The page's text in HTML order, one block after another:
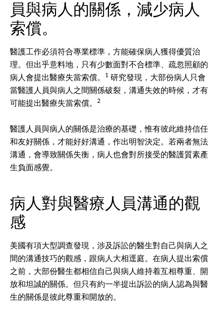
員與病人的關係，減少病人
索償。
醫護工作必須符合專業標準，方能確保病人獲得優質治
理。但出乎意料地，只有少數面對不合標準、疏忽照顧的
病人會提出醫療失當索償。
1 研究發現，大部份病人只會
當醫護人員與病人之間關係破裂，溝通失效的時候，才有
可能提出醫療失當索償。
2
醫護人員與病人的關係是治療的基礎，惟有彼此維持信任
和友好關係，才能好好溝通，作出明智決定。若兩者無法
溝通，會導致關係失衡，病人也會對所接受的醫護質素產
生負面感覺。
病人對與醫療人員溝通的觀
感
美國有項大型調查發現，涉及訴訟的醫生對自己與病人之
間的溝通技巧的觀感，跟病人大相逕庭。在病人提出索償
之前，大部份醫生都相信自己與病人維持着互相尊重、開
放和坦誠的關係。但只有約一半提出訴訟的病人認為與醫
生的關係是彼此尊重和開放的。